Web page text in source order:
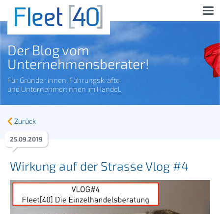
Der Blog vom
Unternehmensberater!
Für Gründer:innen, Führungskräfte
und Unternehmer:innen im Handel.
Zurück
Wirkung auf der Strasse Vlog #4
25.09.2019